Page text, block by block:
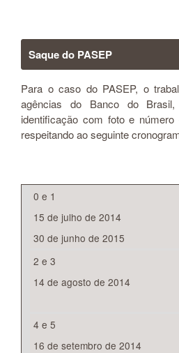
Saque do PASEP
Para o caso do PASEP, o
agências do Banco do
identificação com foto e
respeitando ao seguinte
0 e 1
15 de julho de 2014
30 de junho de 2015
2 e 3
14 de agosto de 2014
4 e 5
16 de setembro de 2014